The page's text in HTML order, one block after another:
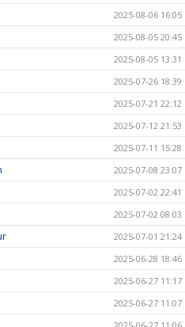
2025-08-06 16:05
2025-08-05 20:45
2025-08-05 13:31
2025-07-26 18:39
2025-07-21 22:12
2025-07-12 21:53
2025-07-11 15:28
2025-07-08 23:07
2025-07-02 22:41
2025-07-02 08:03
2025-07-01 21:24
2025-06-28 18:46
2025-06-27 11:17
2025-06-27 11:07